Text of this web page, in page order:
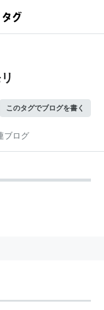
このタグでブログを書く
ブログ